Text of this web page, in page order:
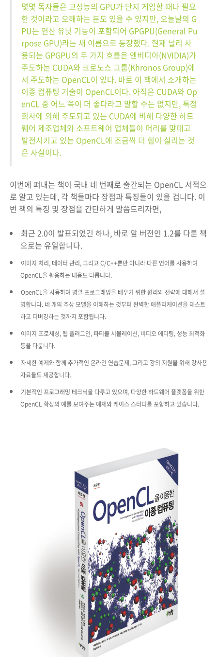
몇몇 독자들은 고성능의 GPU가 단지 게임할 때나 필요
한 것이라고 오해하는 분도 있을 수 있지만, 오늘날의 G
PU는 연산 유닛 기능이 포함되어 GPGPU(General Pu
rpose GPU)라는 새 이름으로 등장했다. 현재 널리 사
용되는 GPGPU의 두 가지 흐름은 엔비디아(NVIDIA)가
주도하는 CUDA와 크로노스 그룹(Khronos Group)에
서 주도하는 OpenCL이 있다. 바로 이 책에서 소개하는
이종 컴퓨팅 기술이 OpenCL이다. 아직은 CUDA와 Op
enCL 중 어느 쪽이 더 좋다라고 말할 수는 없지만, 특정
회사에 의해 주도되고 있는 CUDA에 비해 다양한 하드
웨어 제조업체와 소프트웨어 업체들이 머리를 맞대고
발전시키고 있는 OpenCL에 조금씩 더 힘이 실리는 것
은 사실이다.
이번에 펴내는 책이 국내 네 번째로 출간되는 OpenCL 서적으
로 알고 있는데, 각 책들마다 장점과 특징들이 있을 겁니다. 이
번 책의 특징 및 장점을 간단하게 말씀드리자면,
최근 2.0이 발표되었긴 하나, 바로 앞 버전인 1.2를 다룬 책
으로는 유일합니다.
이미지 처리, 데이터 관리, 그리고 C/C++뿐만 아니라 다른 언어를 사용하여
OpenCL을 활용하는 내용도 다룹니다.
OpenCL을 사용하여 병렬 프로그래밍을 배우기 위한 원리와 전략에 대해서 설
명합니다. 네 개의 추상 모델을 이해하는 것부터 완벽한 애플리케이션을 테스트
하고 디버깅하는 것까지 포함됩니다.
이미지 프로세싱, 웹 플러그인, 파티클 시뮬레이션, 비디오 에디팅, 성능 최적화
등을 다룹니다.
자세한 예제와 함께 추가적인 온라인 연습문제, 그리고 강의 지원을 위해 강사용
자료들도 제공합니다.
기본적인 프로그래밍 테크닉을 다루고 있으며, 다양한 하드웨어 플랫폼을 위한
OpenCL 확장의 예를 보여주는 예제와 케이스 스터디를 포함하고 있습니다.